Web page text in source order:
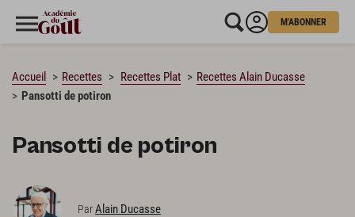
M'ABONNER
Accueil Recettes Recettes Plat
Recettes Alain Ducasse
Pansotti de potiron
Pansotti de potiron
ParAlain Ducasse
CHARGEMENT…